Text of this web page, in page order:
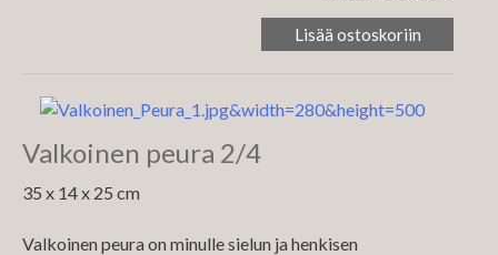
Valkoinen peura 2/4
35 x 14 x 25 cm
Valkoinen peura on minulle sielun ja henkisen